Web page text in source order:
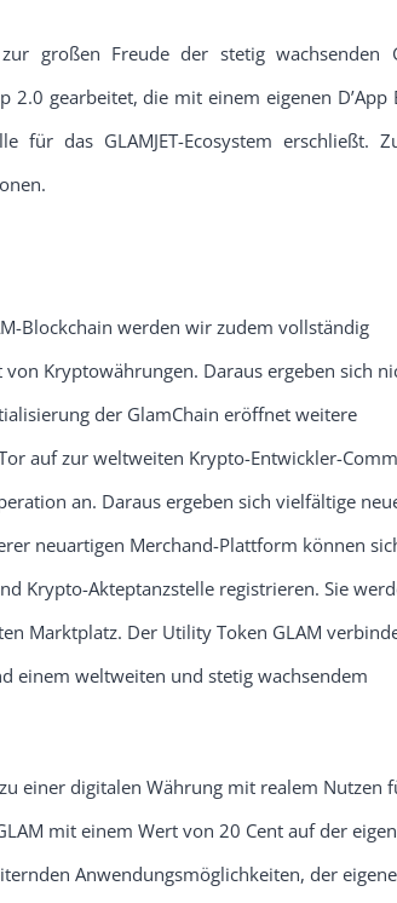
großen Freude der stetig wachsenden
gearbeitet, die mit einem eigenen D’App
für das GLAMJET-Ecosystem erschließt.
Blockchain werden wir zudem vollständig
Kryptowährungen. Daraus ergeben sich
der GlamChain eröffnet weitere
auf zur weltweiten Krypto-Entwickler-
an. Daraus ergeben sich vielfältige
neuartigen Merchand-Plattform können
Krypto-Akteptanzstelle registrieren. Sie
Marktplatz. Der Utility Token GLAM
einem weltweiten und stetig wachsendem
einer digitalen Währung mit realem Nutzen
mit einem Wert von 20 Cent auf der
Anwendungsmöglichkeiten, der